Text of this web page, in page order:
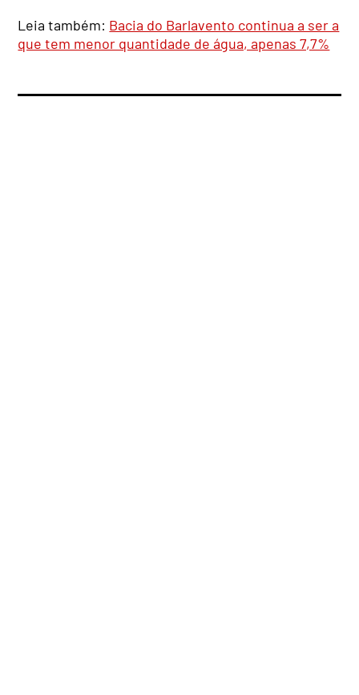
Leia também: Bacia do Barlavento continua a ser a
que tem menor quantidade de água, apenas 7,7%